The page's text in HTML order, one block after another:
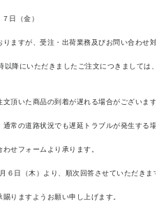
日（金）
りますが、受注・出荷業務及びお問い合わせ対
降にいただきましたご注文につきましては、
頂いた商品の到着が遅れる場合がございます。
常の道路状況でも遅延トラブルが発生する場
せフォームより承ります。
６日（木）より、順次回答させていただきます
りますようお願い申し上げます。